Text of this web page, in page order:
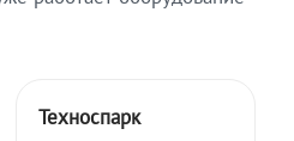
Техноспарк